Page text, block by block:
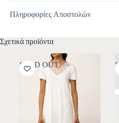
Πληροφορίες Αποστολών
Σχετικά προϊόντα
SOLD OUT